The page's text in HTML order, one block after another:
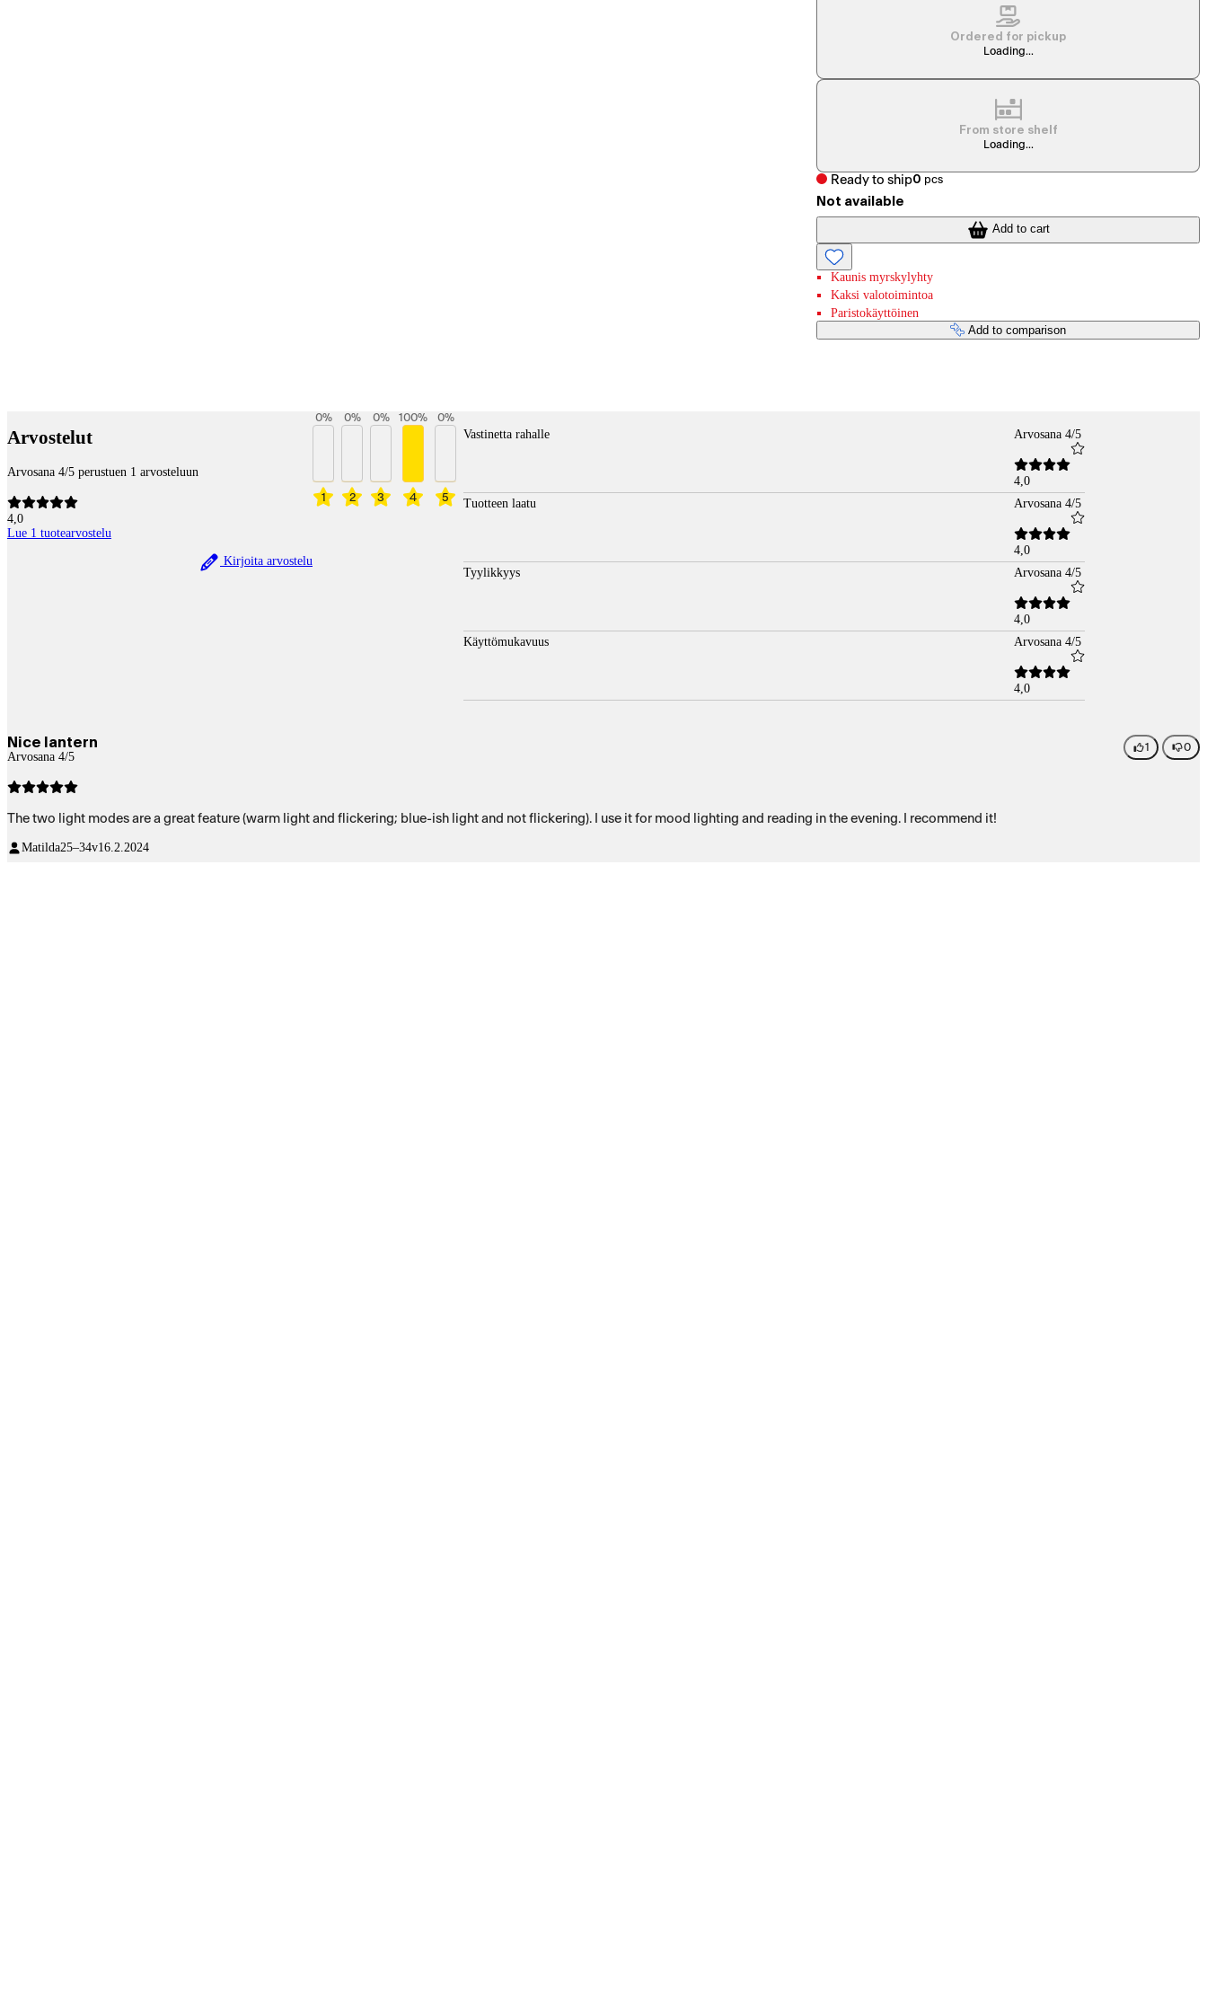
Ordered for pickup
Loading...
From store shelf
Loading...
Ready to ship0 pcs
Not available
Add to cart
Kaunis myrskylyhty
Kaksi valotoimintoa
Paristokäyttöinen
Add to comparison
Arvostelut
Arvosana 4/5 perustuen 1 arvosteluun
4,0
Lue 1 tuotearvostelu
Kirjoita arvostelu
1
0%
2
0%
3
0%
4
100%
5
0%
Vastinetta rahalle Arvosana 4/5
4,0
Tuotteen laatu
Arvosana 4/5
4,0
Tyylikkyys
Arvosana 4/5
4,0
Käyttömukavuus
Arvosana 4/5
4,0
Nice lantern
Arvosana 4/5
1 0
The two light modes are a great feature (warm light and flickering; blue-ish light and not flickering). I use it for mood lighting and reading in the evening. I recommend it!
Matilda25–34v16.2.2024